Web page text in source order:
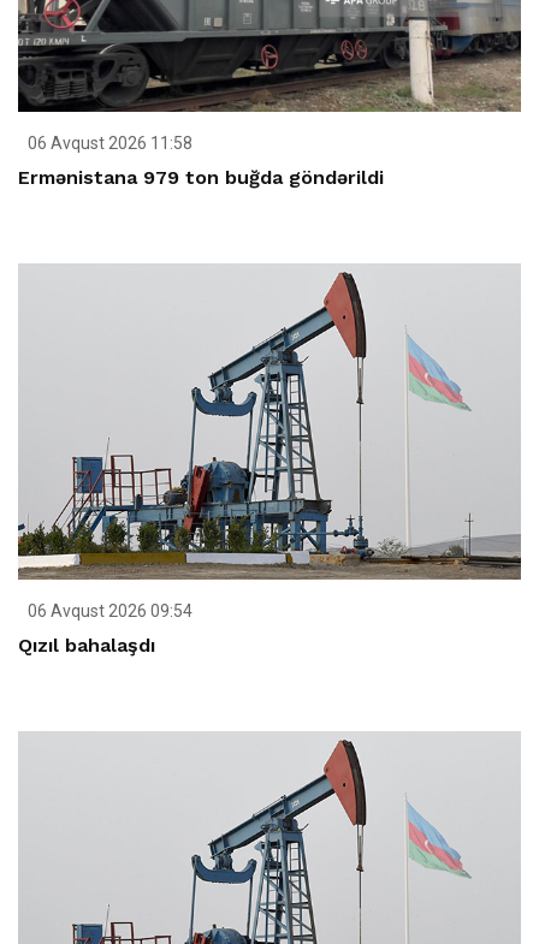
06 Avqust 2026 11:58
Ermənistana 979 ton buğda göndərildi
06 Avqust 2026 09:54
Qızıl bahalaşdı